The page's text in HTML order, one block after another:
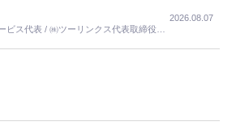
ビス代表 / ㈱ツーリンクス代表取締役社
2026.08.07